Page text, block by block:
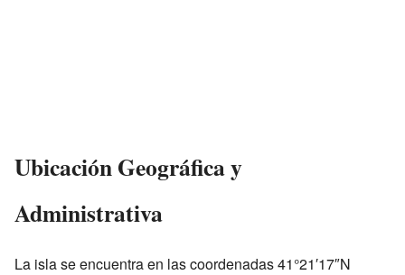
Ubicación Geográfica y
Administrativa
La isla se encuentra en las coordenadas 41°21′17″N